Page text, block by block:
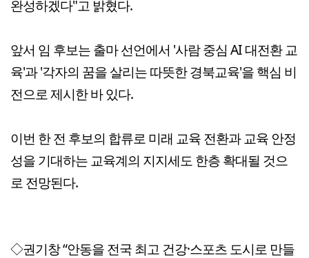
완성하겠다"고 밝혔다.
앞서 임 후보는 출마 선언에서 '사람 중심 AI 대전환 교
육'과 '각자의 꿈을 살리는 따뜻한 경북교육'을 핵심 비
전으로 제시한 바 있다.
이번 한 전 후보의 합류로 미래 교육 전환과 교육 안정
성을 기대하는 교육계의 지지세도 한층 확대될 것으
로 전망된다.
◇권기창 “안동을 전국 최고 건강·스포츠 도시로 만들